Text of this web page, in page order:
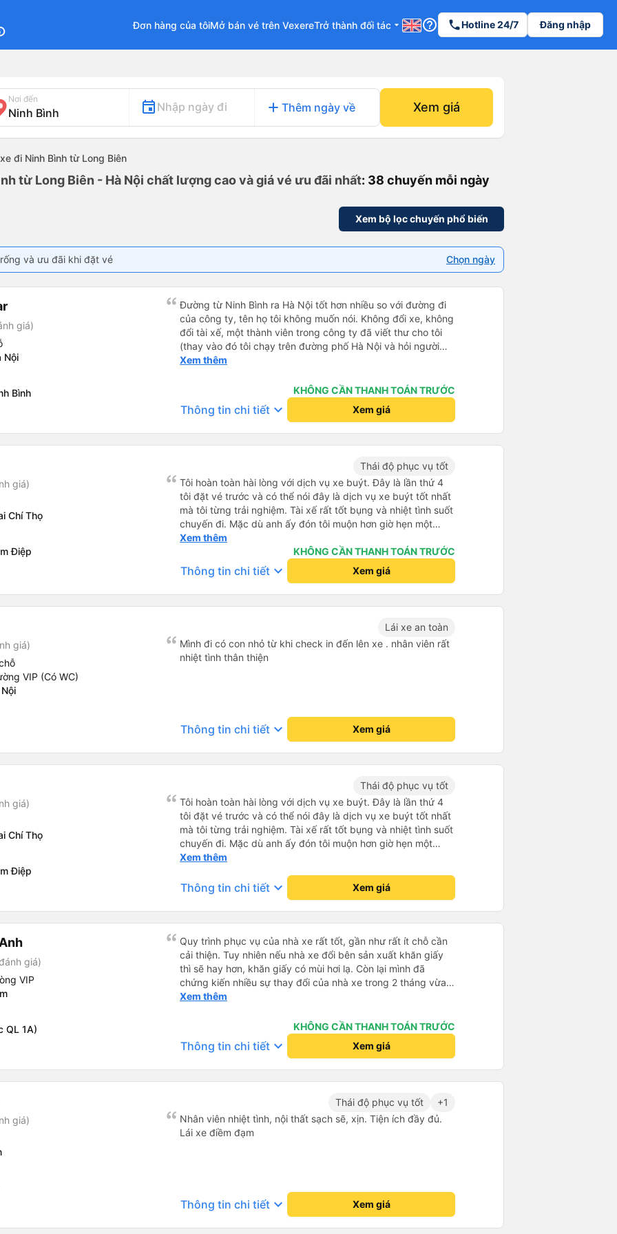
Đơn hàng của tôiMở bán vé trên VexereTrở thành đối tác arrow_drop_down help_outline phoneHotline 24/7 Đăng nhập
Nơi đến
Nhập ngày đi add Thêm ngày về Xem giá
xe đi Ninh Bình từ Long Biên
từ Long Biên - Hà Nội chất lượng cao và giá vé ưu đãi nhất: 38 chuyến mỗi ngày
Xem bộ lọc chuyến phổ biến
và ưu đãi khi đặt vé Chọn ngày
giá)
Nội
Bình
Đường từ Ninh Bình ra Hà Nội tốt hơn nhiều so với đường đi
của công ty, tên họ tôi không muốn nói. Không đổi xe, không
đổi tài xế, một thành viên trong công ty đã viết thư cho tôi
(thay vào đó tôi chạy trên đường phố Hà Nội và hỏi người
dân địa phương “bạn có thể gọi tài xế không…?”. Đừng quên
xuống xe khi bạn muốn. Hãy sẵn sàng đổi xe buýt sang ô tô
ở điểm cuối của xe buýt. Chỉ cần mang theo hành lý và chỗ
ngồi lên ô tô. Và tôi đánh giá cao tốc độ của xe buýt. Tôi có
Xem thêm
KHÔNG CẦN THANH TOÁN TRƯỚC
Thông tin chi tiết keyboard_arrow_down Xem giá
giá)
Chí Thọ
Điệp
Thái độ phục vụ tốt
Tôi hoàn toàn hài lòng với dịch vụ xe buýt. Đây là lần thứ 4
tôi đặt vé trước và có thể nói đây là dịch vụ xe buýt tốt nhất
mà tôi từng trải nghiệm. Tài xế rất tốt bụng và nhiệt tình suốt
chuyến đi. Mặc dù anh ấy đón tôi muộn hơn giờ hẹn một
chút, nhưng anh ấy đã ngay lập tức xin lỗi vì tình trạng tắc
đường giờ cao điểm ở Hà Nội nên tôi rất thông cảm với anh
ấy. Anh ấy lái xe an toàn và chúng tôi đã có một cuộc trò
chuyện thoải mái về tình hình giao thông ở Hà Nội và Ninh
Bình. Cảm ơn xe buýt!
Xem thêm
KHÔNG CẦN THANH TOÁN TRƯỚC
Thông tin chi tiết keyboard_arrow_down Xem giá
giá)
VIP (Có WC)
Lái xe an toàn
Mình đi có con nhỏ từ khi check in đến lên xe . nhân viên rất
nhiệt tình thân thiện
Thông tin chi tiết keyboard_arrow_down Xem giá
giá)
Chí Thọ
Điệp
Thái độ phục vụ tốt
Tôi hoàn toàn hài lòng với dịch vụ xe buýt. Đây là lần thứ 4
tôi đặt vé trước và có thể nói đây là dịch vụ xe buýt tốt nhất
mà tôi từng trải nghiệm. Tài xế rất tốt bụng và nhiệt tình suốt
chuyến đi. Mặc dù anh ấy đón tôi muộn hơn giờ hẹn một
chút, nhưng anh ấy đã ngay lập tức xin lỗi vì tình trạng tắc
ấy. Anh ấy lái xe an toàn và chúng tôi đã có một cuộc trò
chuyện thoải mái về tình hình giao thông ở Hà Nội và Ninh
Bình. Cảm ơn xe buýt!
Xem thêm
Thông tin chi tiết keyboard_arrow_down Xem giá
giá)
VIP
QL 1A)
Quy trình phục vụ của nhà xe rất tốt, gần như rất ít chỗ cần
cải thiện. Tuy nhiên nếu nhà xe đổi bên sản xuất khăn giấy
thì sẽ hay hơn, khăn giấy có mùi hơi lạ. Còn lại mình đã
chứng kiến nhiều sự thay đổi của nhà xe trong 2 tháng vừa
rồi: tài xế và phụ xe ngày càng thân thiện, quy trình phục vụ
trung chuyển ở Hà Nội khi đã phân vùng từng xe
Xem thêm
KHÔNG CẦN THANH TOÁN TRƯỚC
Thông tin chi tiết keyboard_arrow_down Xem giá
giá)
Thái độ phục vụ tốt
+1
Nhân viên nhiệt tình, nội thất sạch sẽ, xịn. Tiện ích đầy đủ.
Lái xe điềm đạm
Thông tin chi tiết keyboard_arrow_down Xem giá